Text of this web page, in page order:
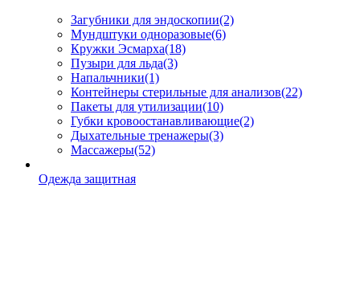
Загубники для эндоскопии(2)
Мундштуки одноразовые(6)
Кружки Эсмарха(18)
Пузыри для льда(3)
Напальчники(1)
Контейнеры стерильные для анализов(22)
Пакеты для утилизации(10)
Губки кровоостанавливающие(2)
Дыхательные тренажеры(3)
Массажеры(52)
Одежда защитная